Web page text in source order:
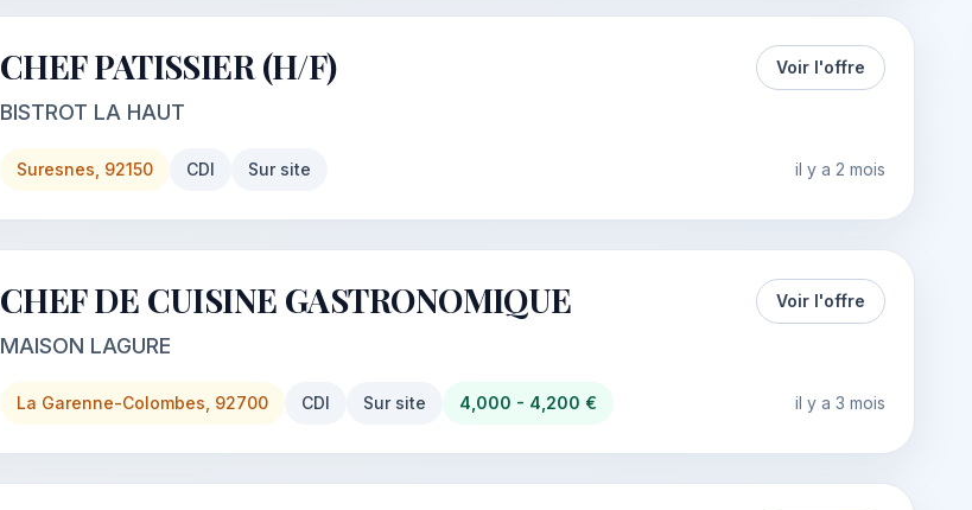
CHEF PATISSIER (H/F)
BISTROT LA HAUT
Voir l'offre
Suresnes, 92150 CDI Sur site il y a 2 mois
CHEF DE CUISINE GASTRONOMIQUE
MAISON LAGURE
Voir l'offre
La Garenne-Colombes, 92700 CDI Sur site 4,000 - 4,200 € il y a 3 mois